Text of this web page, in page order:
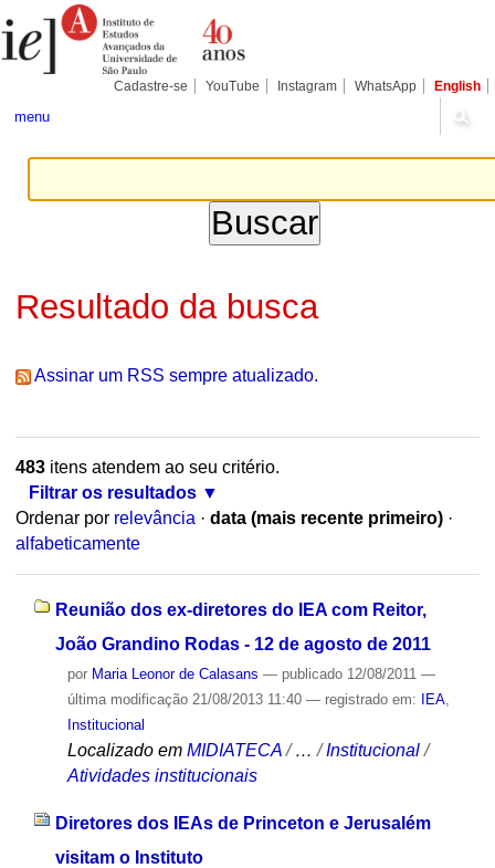
para
conteúdo.
Pessoais
Cadastre-se YouTube Instagram WhatsApp English
menu
Resultado da busca
Assinar um RSS sempre atualizado.
483itens atendem ao seu critério.
Filtrar os resultados
Ordenar por relevância · data (mais recente primeiro) ·
alfabeticamente
Reunião dos ex-diretores do IEA com Reitor,
João Grandino Rodas - 12 de agosto de 2011
por Maria Leonor de Calasans — publicado12/08/2011 —
última modificação21/08/2013 11:40 — registrado em: IEA,
Institucional
Localizado em MIDIATECA /…/Institucional /
Atividades institucionais
Diretores dos IEAs de Princeton e Jerusalém
visitam o Instituto